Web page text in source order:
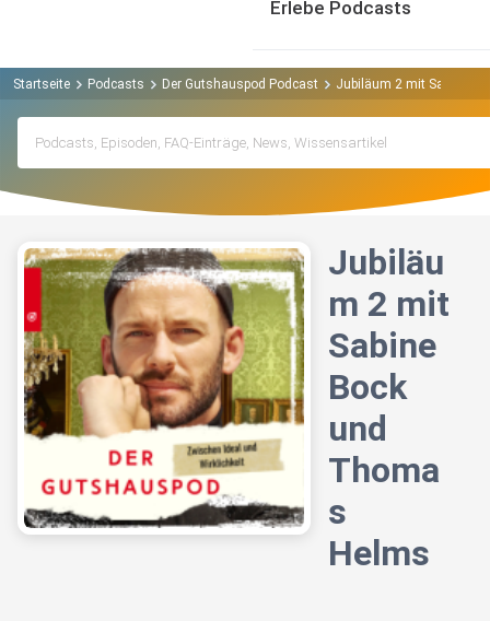
Erlebe Podcasts
Startseite Podcasts Der Gutshauspod Podcast Jubiläum 2 mit Sabine
Jubiläu
m 2 mit
Sabine
Bock
und
Thoma
s
Helms